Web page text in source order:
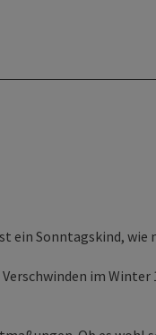
ein Sonntagskind, wie
im Winter